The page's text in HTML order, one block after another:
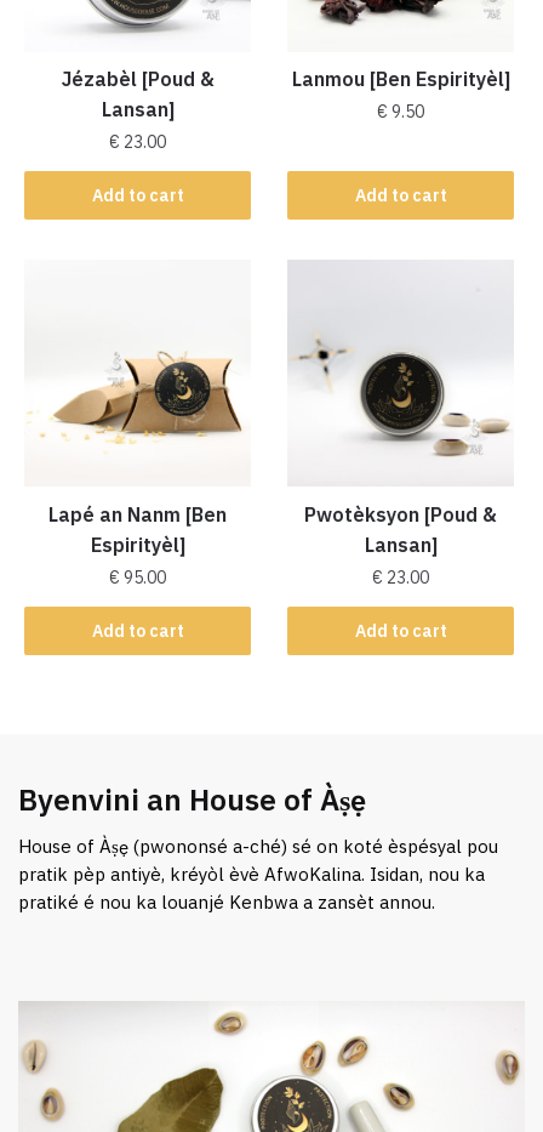
Jézabèl [Poud &
Lansan]
€ 23.00
Add to cart
Lanmou [Ben Espirityèl]
€ 9.50
Add to cart
Lapé an Nanm [Ben
Espirityèl]
€ 95.00
Add to cart
Pwotèksyon [Poud &
Lansan]
€ 23.00
Add to cart
Byenvini an House of Àṣẹ
House of Àṣẹ (pwononsé a-ché) sé on koté èspésyal pou
pratik pèp antiyè, kréyòl èvè AfwoKalina. Isidan, nou ka
pratiké é nou ka louanjé Kenbwa a zansèt annou.